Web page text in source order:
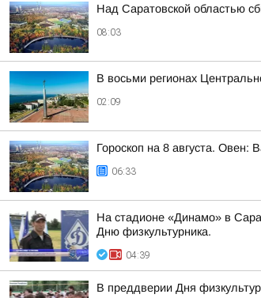
Над Саратовской областью
08:03
В восьми регионах
02:09
Гороскоп на 8 августа. Овен:
06:33
На стадионе «Динамо» в
Дню физкультурника.
04:39
В преддверии Дня